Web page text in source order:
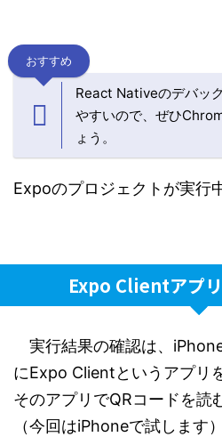
おすすめ
React Nativeのデバッ
やすいので、ぜひ
ょう。
Expoのプロジェクトが実行
Expo Clientアプ
実行結果の確認は、
にExpo Clientというアプリ
そのアプリでQRコードを読
（今回はiPhoneで試します）